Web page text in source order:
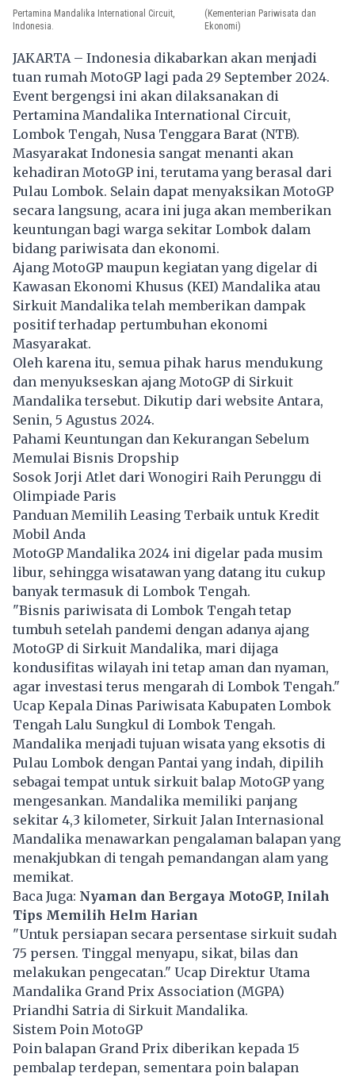
Pertamina Mandalika International Circuit,
Indonesia.
(Kementerian Pariwisata dan
Ekonomi)
JAKARTA – Indonesia dikabarkan akan menjadi
tuan rumah MotoGP lagi pada 29 September 2024.
Event bergengsi ini akan dilaksanakan di
Pertamina Mandalika International Circuit,
Lombok Tengah, Nusa Tenggara Barat (NTB).
Masyarakat Indonesia sangat menanti akan
kehadiran MotoGP ini, terutama yang berasal dari
Pulau Lombok. Selain dapat menyaksikan MotoGP
secara langsung, acara ini juga akan memberikan
keuntungan bagi warga sekitar Lombok dalam
bidang pariwisata dan ekonomi.
Ajang MotoGP maupun kegiatan yang digelar di
Kawasan Ekonomi Khusus (KEI) Mandalika atau
Sirkuit Mandalika telah memberikan dampak
positif terhadap pertumbuhan ekonomi
Masyarakat.
Oleh karena itu, semua pihak harus mendukung
dan menyukseskan ajang MotoGP di Sirkuit
Mandalika tersebut. Dikutip dari website Antara,
Senin, 5 Agustus 2024.
Pahami Keuntungan dan Kekurangan Sebelum
Memulai Bisnis Dropship
Sosok Jorji Atlet dari Wonogiri Raih Perunggu di
Olimpiade Paris
Panduan Memilih Leasing Terbaik untuk Kredit
Mobil Anda
MotoGP Mandalika 2024 ini digelar pada musim
libur, sehingga wisatawan yang datang itu cukup
banyak termasuk di Lombok Tengah.
"Bisnis pariwisata di Lombok Tengah tetap
tumbuh setelah pandemi dengan adanya ajang
MotoGP di Sirkuit Mandalika, mari dijaga
kondusifitas wilayah ini tetap aman dan nyaman,
agar investasi terus mengarah di Lombok Tengah."
Ucap Kepala Dinas Pariwisata Kabupaten Lombok
Tengah Lalu Sungkul di Lombok Tengah.
Mandalika menjadi tujuan wisata yang eksotis di
Pulau Lombok dengan Pantai yang indah, dipilih
sebagai tempat untuk sirkuit balap MotoGP yang
mengesankan. Mandalika memiliki panjang
sekitar 4,3 kilometer, Sirkuit Jalan Internasional
Mandalika menawarkan pengalaman balapan yang
menakjubkan di tengah pemandangan alam yang
memikat.
Baca Juga: Nyaman dan Bergaya MotoGP, Inilah
Tips Memilih Helm Harian
"Untuk persiapan secara persentase sirkuit sudah
75 persen. Tinggal menyapu, sikat, bilas dan
melakukan pengecatan." Ucap Direktur Utama
Mandalika Grand Prix Association (MGPA)
Priandhi Satria di Sirkuit Mandalika.
Sistem Poin MotoGP
Poin balapan Grand Prix diberikan kepada 15
pembalap terdepan, sementara poin balapan